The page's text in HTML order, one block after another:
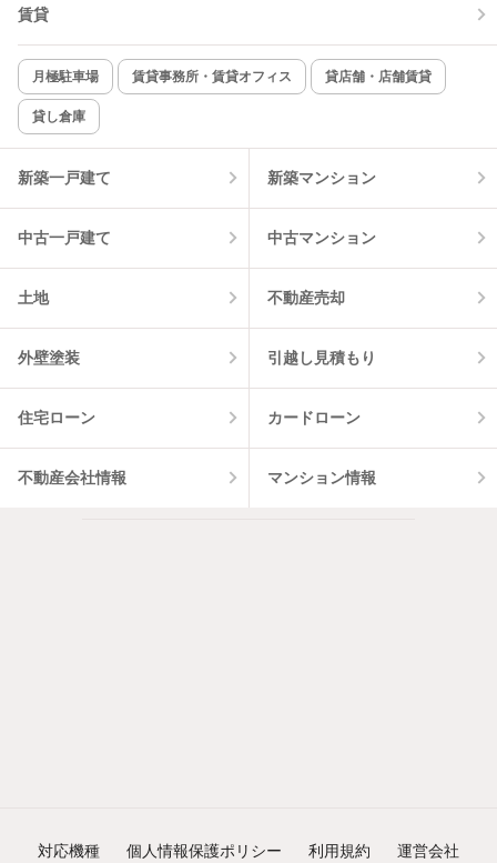
新着のみ インターネット無料
該当件数:
1
物件一覧に反映
賃貸
月極駐車場 賃貸事務所・賃貸オフィス 貸店舗・店舗賃貸
貸し倉庫
新築一戸建て 新築マンション
中古一戸建て 中古マンション
土地 不動産売却
外壁塗装 引越し見積もり
住宅ローン カードローン
不動産会社情報 マンション情報
対応機種 個人情報保護ポリシー 利用規約 運営会社